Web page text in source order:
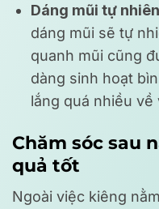
Dáng mũi tự
dáng mũi sẽ tự
quanh mũi cũng
dàng sinh hoạt
lắng quá nhiều
Chăm sóc sau
quả tốt
Ngoài việc kiêng